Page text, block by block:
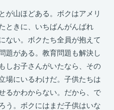
が山ほどある。ボクはアメリ
ときに、いちばんがんばれ
ない。ボクたち全員が抱えて
題がある。教育問題も解決し
しお子さんがいたなら、その
場にいるわけだ。子供たちは
るかわからない。だから、で
う。ボクにはまだ子供はいな